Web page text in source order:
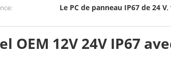
Le PC de panneau IP67 de 24 V,
OEM 12V 24V IP67